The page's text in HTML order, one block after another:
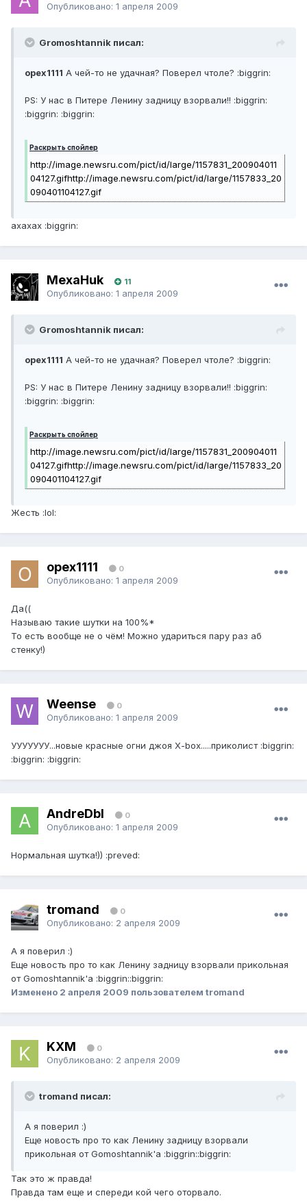
Опубликовано: 1 апреля 2009
Gromoshtannik писал:
opex1111 А чей-то не удачная? Поверел чтоле? :biggrin:
PS: У нас в Питере Ленину задницу взорвали!! :biggrin:
:biggrin: :biggrin:
Раскрыть спойлер
http://image.newsru.com/pict/id/large/1157831_200904011
04127.gifhttp://image.newsru.com/pict/id/large/1157833_20
090401104127.gif
ахахах :biggrin:
MexaHuk 11
Опубликовано: 1 апреля 2009
Gromoshtannik писал:
opex1111 А чей-то не удачная? Поверел чтоле? :biggrin:
PS: У нас в Питере Ленину задницу взорвали!! :biggrin:
:biggrin: :biggrin:
Раскрыть спойлер
http://image.newsru.com/pict/id/large/1157831_200904011
04127.gifhttp://image.newsru.com/pict/id/large/1157833_20
090401104127.gif
Жесть :lol:
opex1111 0
Опубликовано: 1 апреля 2009
Да((
Называю такие шутки на 100%*
То есть вообще не о чём! Можно удариться пару раз аб
стенку!)
Weense 0
Опубликовано: 1 апреля 2009
УУУУУУУ...новые красные огни джоя X-box.....приколист :biggrin:
:biggrin: :biggrin:
AndreDbI 0
Опубликовано: 1 апреля 2009
Нормальная шутка!)) :preved:
tromand 0
Опубликовано: 2 апреля 2009
А я поверил :)
Еще новость про то как Ленину задницу взорвали прикольная
от Gomoshtannik'а :biggrin::biggrin:
Изменено 2 апреля 2009 пользователем tromand
KXM 0
Опубликовано: 2 апреля 2009
tromand писал:
А я поверил :)
Еще новость про то как Ленину задницу взорвали
прикольная от Gomoshtannik'а :biggrin::biggrin:
Так это ж правда!
Правда там еще и спереди кой чего оторвало.